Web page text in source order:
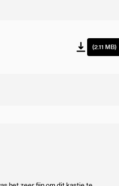
(2.11 MB)